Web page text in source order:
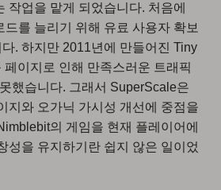
작업을 맡게 되었습니다. 처음에
를 늘리기 위해 유료 사용자 확보
. 하지만 2011년에 만들어진 Tiny
페이지로 인해 만족스러운 트래픽
했습니다. 그래서 SuperScale은
지와 오가닉 가시성 개선에 중점을
의 게임을 현재 플레이어에
성을 유지하기란 쉽지 않은 일이었